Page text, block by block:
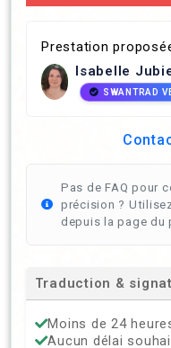
Prestation
Isabelle
SWANTRAD
Pas de FAQ pour
précision ?
depuis la page du
Traduction &
Moins de 24
Aucun délai